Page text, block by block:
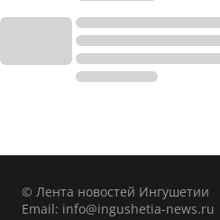
© Лента новостей Ингушетии
Email: info@ingushetia-news.ru